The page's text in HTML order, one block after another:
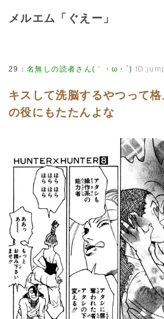
メルエム「ぐえー」
29 ：名無しの読者さん(｀・ω・´)
キスして洗脳するやつって
の役にもたたんよな